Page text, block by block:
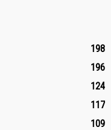
198
196
124
117
109